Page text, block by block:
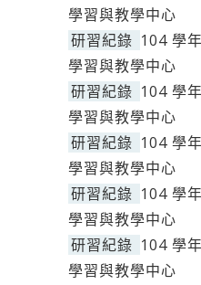
學習與教學中心
研習紀錄 104 學
學習與教學中心
研習紀錄 104 學
學習與教學中心
研習紀錄 104 學
學習與教學中心
研習紀錄 104 學
學習與教學中心
研習紀錄 104 學
學習與教學中心